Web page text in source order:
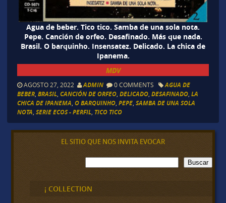
Agua de beber. Tico tico. Samba de una sola nota.
Pepe. Canción de orfeo. Desafinado. Más que nada.
Brasil. O barquinho. Insensatez. Delicado. La chica de
Ipanema.
MDV
AGOSTO 27, 2022 ADMIN 0 COMMENTS
AGUA DE
BEBER, BRASIL, CANCIÓN DE ORFEO, DELICADO, DESAFINADO, LA
CHICA DE IPANEMA O BARQUINHO, PEPE, SAMBA DE UNA SOLA
NOTA SERIE ECOS - PERFIL, TICO TICO
EL SITIO QUE NOS INVITA EVOCAR
B
u
c
a
Buscar
¡ COLLECTION